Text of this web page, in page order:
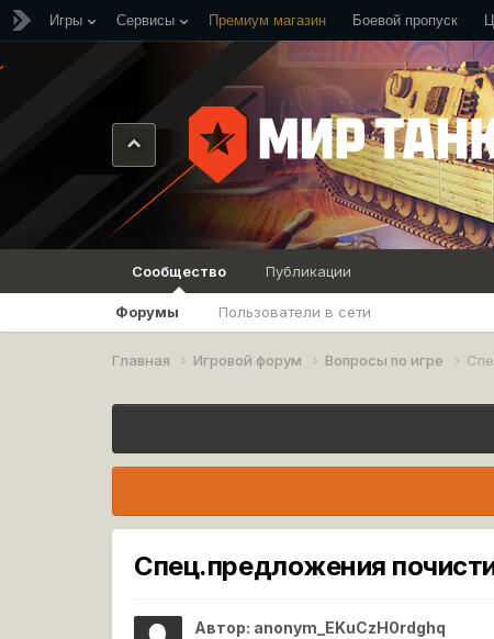
Игры Сервисы Премиум магазин Боевой пропуск
Сообщество
Форумы Пользователи в сети
Публикации
Главная Игровой форум Вопросы по игре
Спец.предложения
Автор: anonym_EKuCzH0rdghq